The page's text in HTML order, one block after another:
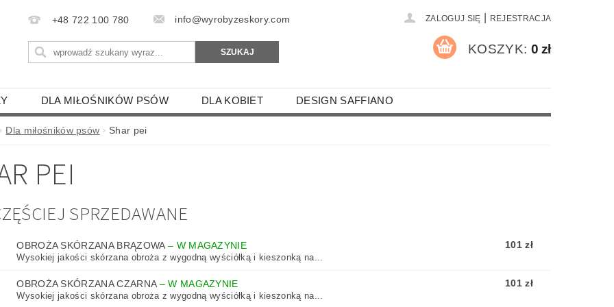
+48 722 100 780 info@wyrobyzeskory.com ZALOGUJ SIĘ REJESTRACJA
KOSZYK: 0 zł
DLA MIŁOŚNIKÓW PSÓW DLA KOBIET DESIGN SAFFIANO
SKÓRZANE SKÓRZANE ZAWIESZKI
PAPUGA, ŚWINKA MORSKA
BUS-TIR-TRAMWAJE ZODIAK - HOROSKOPY
PODKŁADKI I ŁAPKI KUCHENNE
I ZAKŁADKI DO KSIĄŻKI DLA GRZYBIARZY TECZKI SKÓRZANE FORMATU A4
Dla miłośników psów Shar pei
PEI
SPRZEDAWANE
OBROŻA SKÓRZANA BRĄZOWA – W MAGAZYNIE
Wysokiej jakości skórzana obroża z wygodną wyściółką i kieszonką na...
101 zł
OBROŻA SKÓRZANA CZARNA –W MAGAZYNIE
Wysokiej jakości skórzana obroża z wygodną wyściółką i kieszonką na...
101 zł